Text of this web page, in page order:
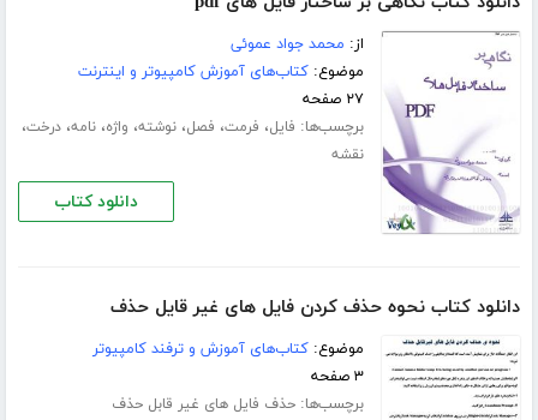
از: محمد جواد عموئی
موضوع:کتاب‌های آموزش کامپیوتر و اینترنت
۲۷ صفحه
برچسب‌ها: فایل، فرمت، فصل،نوشته، واژه،نامه،درخت،
نقشه
دانلود کتاب
دانلود کتاب نحوه حذف کردن فایل های غیر قایل حذف
موضوع:کتاب‌های آموزش و ترفند کامپیوتر
۳ صفحه
برچسب‌ها:حذف فایل های غیر قابل حذف